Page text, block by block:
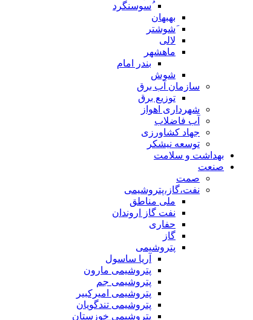
ُسوسنگرد
بهبهان
َشوشتر
لالی
ماهشهر
بندر امام
شوش
سازمان آب برق
توزیع برق
شهرداری اهواز
آب فاضلاب
جهاد کشاورزی
توسعه نیشکر
بهداشت و سلامت
صنعت
صمت
نفت،گاز،پتروشیمی
ملی مناطق
نفت گاز اروندان
حفاری
گاز
پتروشیمی
آریا ساسول
پتروشیمی مارون
پتروشیمی جم
پتروشیمی امیرکبیر
پتروشیمی تندگویان
پتروشیمی خوزستان